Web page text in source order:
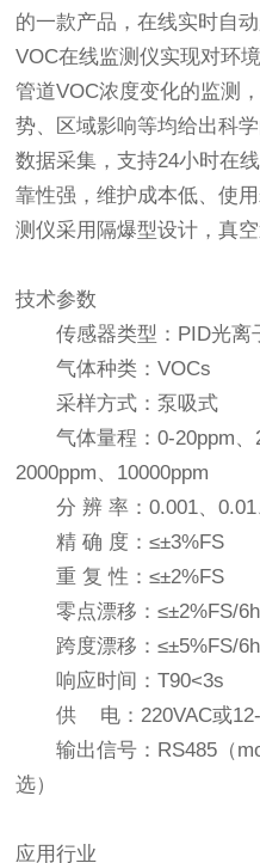
的一款产品，在线实时自
VOC在线监测仪实现对环
管道VOC浓度变化的监测
势、区域影响等均给出科
数据采集，支持24小时在
靠性强，维护成本低、使
测仪采用隔爆型设计，真
技术参数
传感器类型：PID光离
气体种类：VOCs
采样方式：泵吸式
气体量程：0-20ppm、
2000ppm、10000ppm
分 辨 率：0.001、
精 确 度：≤±3%FS
重 复 性：≤±2%FS
零点漂移：≤±2%FS/6h
跨度漂移：≤±5%FS/6h
响应时间：T90<3s
供 电：220VAC或
输出信号：RS485（
选）
应用行业